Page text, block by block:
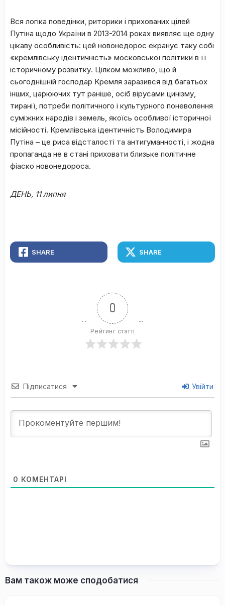
Вся логіка поведінки, риторики і прихованих цілей
Путіна щодо України в 2013-2014 роках виявляє ще одну
цікаву особливість: цей новонедорос екранує таку собі
«кремлівську ідентичність» московської політики в її
історичному розвитку. Цілком можливо, що й
сьогоднішній господар Кремля заразився від багатьох
інших, царюючих тут раніше, осіб вірусами цинізму,
тиранії, потреби політичного і культурного поневолення
суміжних народів і земель, якоїсь особливої історичної
місійності. Кремлівська ідентичність Володимира
Путіна – це риса відсталості та антигуманності, і жодна
пропаганда не в стані приховати близьке політичне
фіаско новонедороса.
ДЕНЬ, 11 липня
SHARE SHARE
0
Рейтинг статті
Підписатися Увійти
0 КОМЕНТАРІ
Вам також може сподобатися